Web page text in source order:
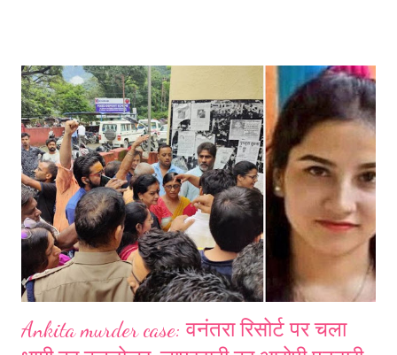
छात्र के शव मिलने से एकबार टिहरी में माहौल गमगीन हो गया है। New Tehri, Two
students Missing: निःशब्द कर गए कॉन्वेंट स्कूल नई टिहरी से लापता हुए दो बच्चे,
एक का शव टिहरी झील में मिला, दूसरे की तलाश में जुटी पुलिस और एसडीआरएफ, नई
टिहरी में व्याप्त हुई शोक की लहर, Ankita murder case: वनंतरा रिसोर्ट पर चला
धामी का बु...
Ankita murder case: वनंतरा रिसोर्ट पर चला